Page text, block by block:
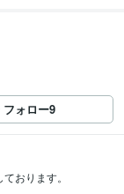
フォロー9
おります。